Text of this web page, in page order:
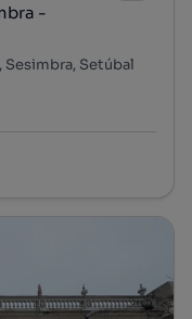
-
Sesimbra, Setúbal